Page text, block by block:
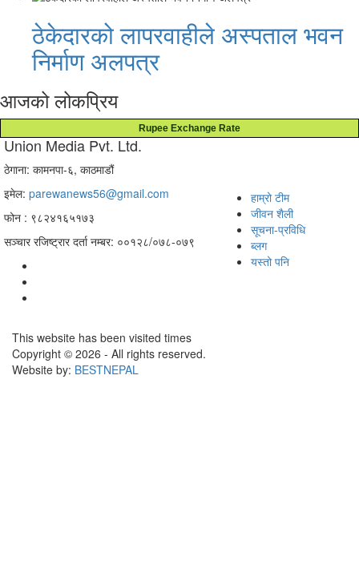
ठेकेदारको लापरवाहीले अस्पताल भवन
निर्माण अलपत्र
आजको लोकप्रिय
Rupee Exchange Rate
Union Media Pvt. Ltd.
ठेगाना: कामनपा-६, काठमाडौं
इमेल: parewanews56@gmail.com
फोन : ९८२४१६५१७३
सञ्चार रजिष्ट्रार दर्ता नम्बर: ००१२८/०७८-०७९
हाम्रो टीम
जीवन शैली
सूचना-प्रविधि
ब्लग
यस्तो पनि
This website has been visited times
Copyright © 2026 - All rights reserved.
Website by: BESTNEPAL